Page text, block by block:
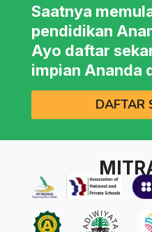
Saatnya
pendidikan
Ayo daftar
impian Ananda
DAFTAR